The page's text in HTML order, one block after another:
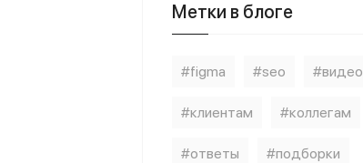
Метки в блоге
figma seo видео
клиентам коллегам
ответы подборки